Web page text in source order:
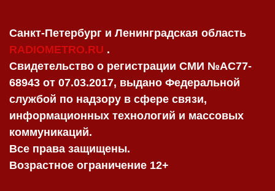
Санкт-Петербург и Ленинградская область
RADIOMETRO.RU .
Свидетельство о регистрации СМИ №AC77-
68943 от 07.03.2017, выдано Федеральной
службой по надзору в сфере связи,
информационных технологий и массовых
коммуникаций.
Все права защищены.
Возрастное ограничение 12+